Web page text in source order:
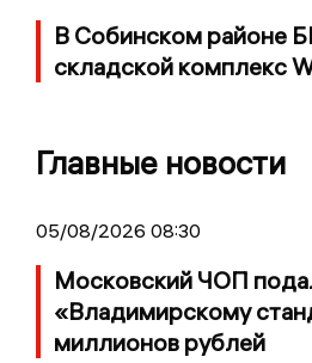
В Собинском районе
складской комплекс
Главные новости
05/08/2026 08:30
Московский ЧОП
«Владимирскому
миллионов рублей